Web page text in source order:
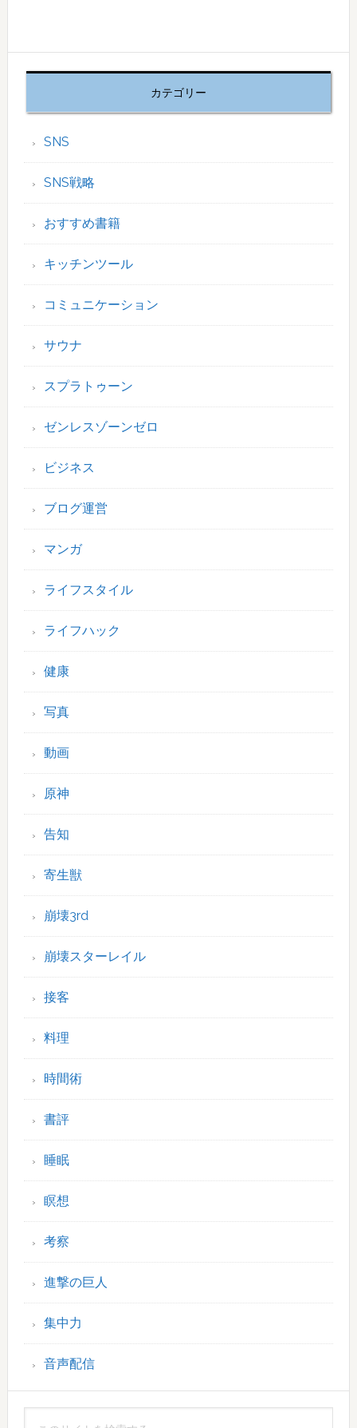
カテゴリー
SNS
SNS戦略
おすすめ書籍
キッチンツール
コミュニケーション
サウナ
スプラトゥーン
ゼンレスゾーンゼロ
ビジネス
ブログ運営
マンガ
ライフスタイル
ライフハック
健康
写真
動画
原神
告知
寄生獣
崩壊3rd
崩壊スターレイル
接客
料理
時間術
書評
睡眠
瞑想
考察
進撃の巨人
集中力
音声配信